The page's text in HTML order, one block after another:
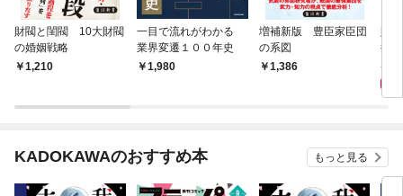
財閥と閨閥 10大財閥
の婚姻戦略
1,210
一目で流れがわかる
業界変遷１００年史
1,980
増補新版 豊臣家臣団
の系図
1,386
財
井
ー
KADOKAWAのおすすめ本 もっと見る